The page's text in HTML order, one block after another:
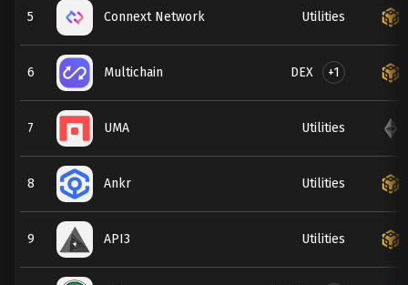
5 Connext Network Utilities
6 Multichain DEX +1
7 UMA Utilities
8 Ankr Utilities
9 API3 Utilities